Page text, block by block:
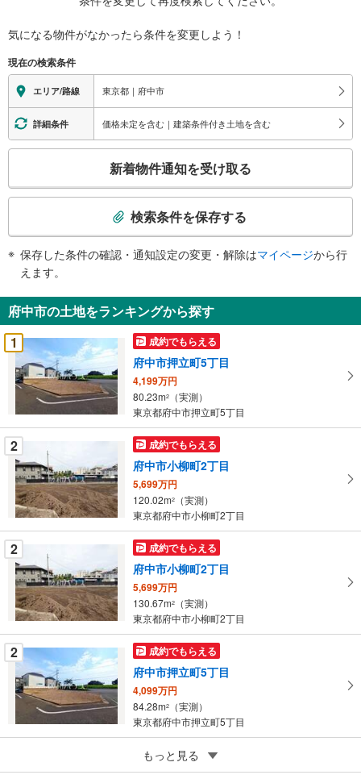
気になる物件がなかったら条件を変更しよう！
現在の検索条件
エリア/路線 東京都｜府中市
詳細条件 価格未定を含む｜建築条件付き土地を含む
検
知
を
受
け
取
る
件
を
マ
イ
ペ
ー
ジ
に
保
存
す
る
新着物件通知を受け取る
検索条件を保存する
保存した条件の確認・通知設定の変更・解除はマイページから行
えます。
府中市の土地をランキングから探す
1
成約でもらえる
府中市押立町5丁目
4,199万円
80.23m2
（実測）
東京都府中市押立町5丁目
2 成約でもらえる
府中市小柳町2丁目
5,699万円
120.02m2
（実測）
東京都府中市小柳町2丁目
2 成約でもらえる
府中市小柳町2丁目
5,699万円
130.67m2
（実測）
東京都府中市小柳町2丁目
2 成約でもらえる
府中市押立町5丁目
4,099万円
84.28m2
（実測）
東京都府中市押立町5丁目
成約でもらえる
府中市押立町5丁目
もっと見る